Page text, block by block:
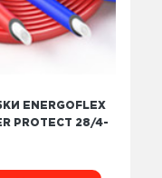
ENERGOFLEX
PROTECT 28/4-